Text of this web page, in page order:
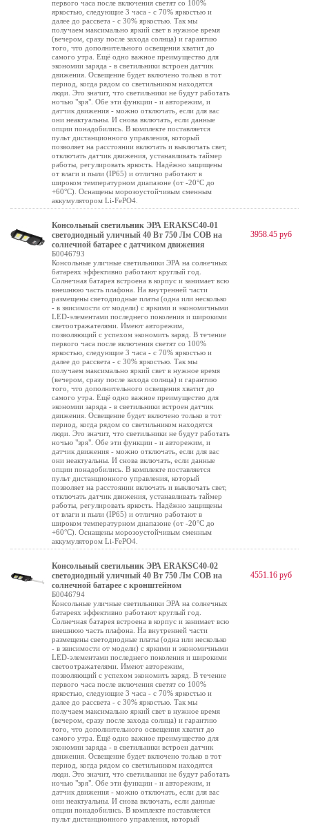
первого часа после включения светят со 100%
яркостью, следующие 3 часа - с 70% яркостью и
далее до рассвета - с 30% яркостью. Так мы
получаем максимально яркий свет в нужное время
(вечером, сразу после захода солнца) и гарантию
того, что дополнительного освещения хватит до
самого утра. Ещё одно важное преимущество для
экономии заряда - в светильники встроен датчик
движения. Освещение будет включено только в тот
период, когда рядом со светильником находятся
люди. Это значит, что светильники не будут работать
ночью "зря". Обе эти функции - и авторежим, и
датчик движения - можно отключать, если для вас
они неактуальны. И снова включать, если данные
опции понадобились. В комплекте поставляется
пульт дистанционного управления, который
позволяет на расстоянии включать и выключать свет,
отключать датчик движения, устанавливать таймер
работы, регулировать яркость. Надёжно защищены
от влаги и пыли (IP65) и отлично работают в
широком температурном диапазоне (от -20°C до
+60°C). Оснащены морозоустойчивым сменным
аккумулятором Li-FePO4.
Консольный светильник ЭРА ERAKSC40-01
светодиодный уличный 40 Вт 750 Лм COB на
солнечной батарее с датчиком движения
Б0046793
Консольные уличные светильники ЭРА на солнечных
батареях эффективно работают круглый год.
Солнечная батарея встроена в корпус и занимает всю
внешнюю часть плафона. На внутренней части
размещены светодиодные платы (одна или несколько
- в звисимости от модели) с яркими и экономичными
LED-элементами последнего поколения и широкими
светоотражателями. Имеют авторежим,
позволяющий с успехом экономить заряд. В течение
первого часа после включения светят со 100%
яркостью, следующие 3 часа - с 70% яркостью и
далее до рассвета - с 30% яркостью. Так мы
получаем максимально яркий свет в нужное время
(вечером, сразу после захода солнца) и гарантию
того, что дополнительного освещения хватит до
самого утра. Ещё одно важное преимущество для
экономии заряда - в светильники встроен датчик
движения. Освещение будет включено только в тот
период, когда рядом со светильником находятся
люди. Это значит, что светильники не будут работать
ночью "зря". Обе эти функции - и авторежим, и
датчик движения - можно отключать, если для вас
они неактуальны. И снова включать, если данные
опции понадобились. В комплекте поставляется
пульт дистанционного управления, который
позволяет на расстоянии включать и выключать свет,
отключать датчик движения, устанавливать таймер
работы, регулировать яркость. Надёжно защищены
от влаги и пыли (IP65) и отлично работают в
широком температурном диапазоне (от -20°C до
+60°C). Оснащены морозоустойчивым сменным
аккумулятором Li-FePO4.
3958.45 руб
Консольный светильник ЭРА ERAKSC40-02
светодиодный уличный 40 Вт 750 Лм COB на
солнечной батарее с кронштейном
Б0046794
Консольные уличные светильники ЭРА на солнечных
батареях эффективно работают круглый год.
Солнечная батарея встроена в корпус и занимает всю
внешнюю часть плафона. На внутренней части
размещены светодиодные платы (одна или несколько
- в звисимости от модели) с яркими и экономичными
LED-элементами последнего поколения и широкими
светоотражателями. Имеют авторежим,
позволяющий с успехом экономить заряд. В течение
первого часа после включения светят со 100%
яркостью, следующие 3 часа - с 70% яркостью и
далее до рассвета - с 30% яркостью. Так мы
получаем максимально яркий свет в нужное время
(вечером, сразу после захода солнца) и гарантию
того, что дополнительного освещения хватит до
самого утра. Ещё одно важное преимущество для
экономии заряда - в светильники встроен датчик
движения. Освещение будет включено только в тот
период, когда рядом со светильником находятся
люди. Это значит, что светильники не будут работать
ночью "зря". Обе эти функции - и авторежим, и
датчик движения - можно отключать, если для вас
они неактуальны. И снова включать, если данные
опции понадобились. В комплекте поставляется
пульт дистанционного управления, который
4551.16 руб